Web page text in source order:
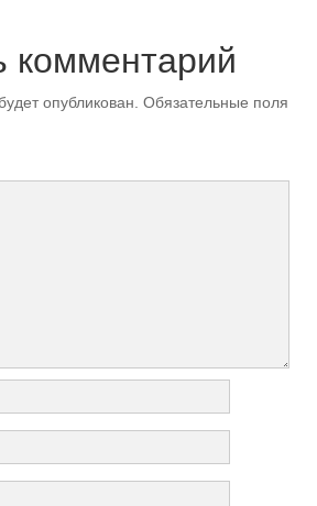
комментарий
опубликован. Обязательные поля